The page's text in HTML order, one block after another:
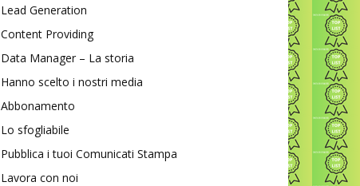
Lead Generation
Content Providing
Data Manager – La storia
Hanno scelto i nostri media
Abbonamento
Lo sfogliabile
Pubblica i tuoi Comunicati Stampa
Lavora con noi